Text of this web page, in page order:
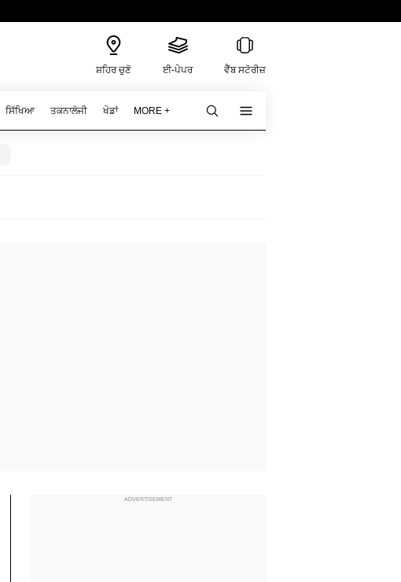
ਸ਼ਹਿਰ ਚੁਣੋ ਈ-ਪੇਪਰ ਵੈੱਬ ਸਟੋਰੀਜ਼
ਸਿੱਖਿਆ ਤਕਨਾਲੋਜੀ ਖੇਡਾਂ MORE +